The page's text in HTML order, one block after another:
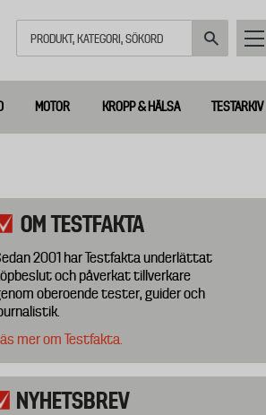
MOTOR KROPP & HÄLSA TESTARKIV
OM TESTFAKTA
2001 har Testfakta underlättat
och påverkat tillverkare
oberoende tester, guider och
mer om Testfakta.
NYHETSBREV